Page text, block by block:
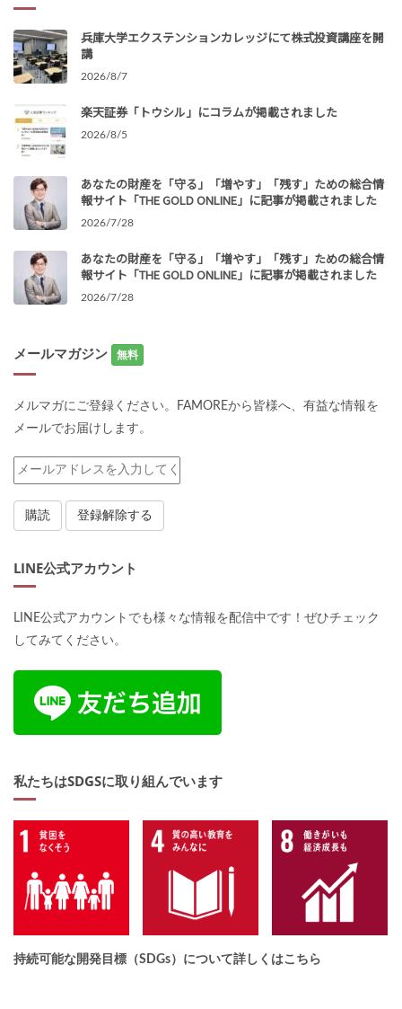
兵庫大学エクステンションカレッジにて株式投資講座を開
講
2026/8/7
楽天証券「トウシル」にコラムが掲載されました
2026/8/5
あなたの財産を「守る」「増やす」「残す」ための総合情
報サイト「THE GOLD ONLINE」に記事が掲載されました
2026/7/28
あなたの財産を「守る」「増やす」「残す」ための総合情
報サイト「THE GOLD ONLINE」に記事が掲載されました
2026/7/28
メールマガジン 無料
メルマガにご登録ください。FAMOREから皆様へ、有益な情報を
メールでお届けします。
LINE公式アカウント
LINE公式アカウントでも様々な情報を配信中です！ぜひチェック
してみてください。
私たちはSDGSに取り組んでいます
持続可能な開発目標（SDGs）について詳しくはこちら